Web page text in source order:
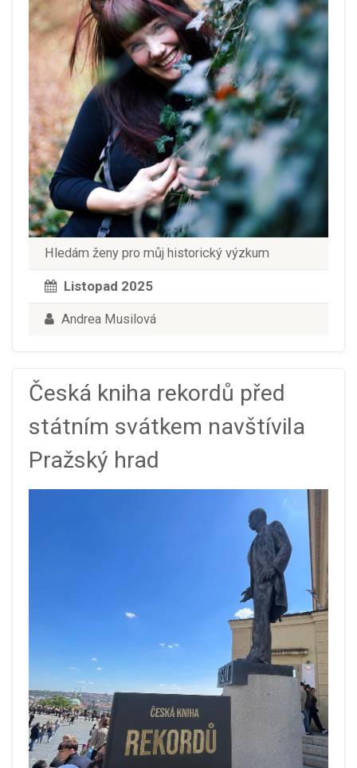
Hledám ženy pro můj historický výzkum
Listopad 2025
Andrea Musilová
Česká kniha rekordů před
státním svátkem navštívila
Pražský hrad